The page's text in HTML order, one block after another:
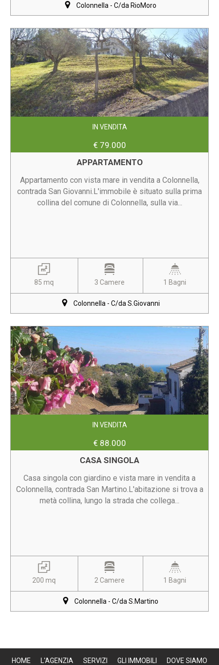
Colonnella - C/da RioMoro
IN VENDITA
€ 79.000
APPARTAMENTO
Appartamento con vista mare in vendita a Colonnella,
contrada San Giovanni.L'immobile è situato sulla prima
collina del comune di Colonnella, sulla via...
85 mq 3 Camere 1 Bagni
Colonnella - C/da S.Giovanni
IN VENDITA
€ 88.000
CASA SINGOLA
Casa singola con giardino e vista mare in vendita a
Colonnella, contrada San Martino.L'abitazione si trova a
metà collina, lungo la strada che collega...
200 mq 2 Camere 1 Bagni
Colonnella - C/da S.Martino
HOME L'AGENZIA SERVIZI GLI IMMOBILI DOVE SIAMO